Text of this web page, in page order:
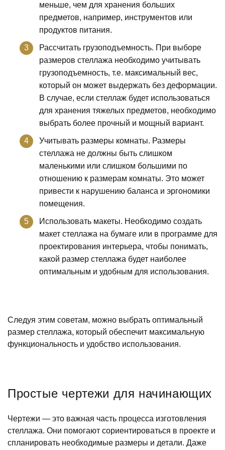
меньше, чем для хранения больших
предметов, например, инструментов или
продуктов питания.
Рассчитать грузоподъемность. При выборе
размеров стеллажа необходимо учитывать
грузоподъемность, т.е. максимальный вес,
который он может выдержать без деформации.
В случае, если стеллаж будет использоваться
для хранения тяжелых предметов, необходимо
выбрать более прочный и мощный вариант.
Учитывать размеры комнаты. Размеры
стеллажа не должны быть слишком
маленькими или слишком большими по
отношению к размерам комнаты. Это может
привести к нарушению баланса и эргономики
помещения.
Использовать макеты. Необходимо создать
макет стеллажа на бумаге или в программе для
проектирования интерьера, чтобы понимать,
какой размер стеллажа будет наиболее
оптимальным и удобным для использования.
Следуя этим советам, можно выбрать оптимальный
размер стеллажа, который обеспечит максимальную
функциональность и удобство использования.
Простые чертежи для начинающих
Чертежи — это важная часть процесса изготовления
стеллажа. Они помогают сориентироваться в проекте и
спланировать необходимые размеры и детали. Даже